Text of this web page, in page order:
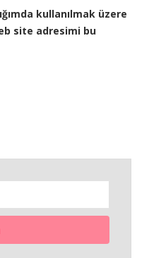
kullanılmak üzere
site adresimi bu